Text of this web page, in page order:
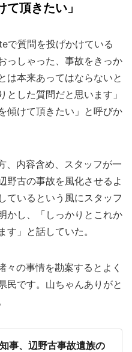
て頂きたい」
で質問を投げかけている
っしゃった、事故をきっか
は本来あってはならないと
した質問だと思います」
傾けて頂きたい」と呼びか
、内容含め、スタッフが一
野古の事故を風化させるよ
ているという風にスタッフ
かし、「しっかりとこれか
す」と話していた。
の事情を勘案するとよく
民です。山ちゃんありがと
事、辺野古事故遺族の